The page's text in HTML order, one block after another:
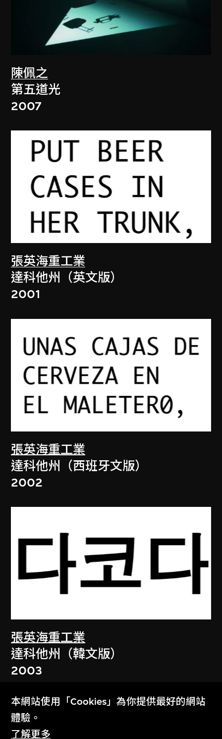
陳佩之
第五道光
2007
張英海重工業
達科他州（英文版）
2001
張英海重工業
達科他州（西班牙文版）
2002
張英海重工業
達科他州（韓文版）
2003
本網站使用「Cookies」為你提供最好的網站
體驗。
了解更多